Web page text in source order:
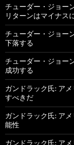
チューダー・ジョー
リターンはマイナス
チューダー・ジョー
下落する
チューダー・ジョー
成功する
ガンドラック氏: ア
すべきだ
ガンドラック氏: ア
能性
ガンドラック氏: ア